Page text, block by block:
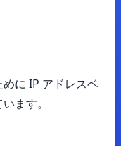
に IP アドレスベ
ます。